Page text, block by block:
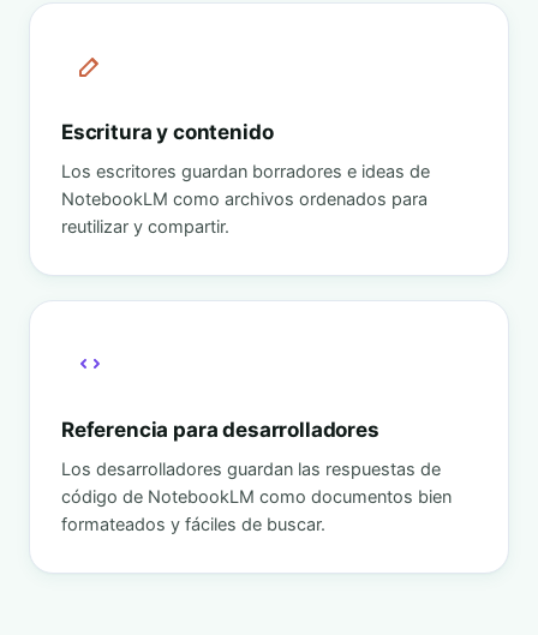
Escritura y contenido
Los escritores guardan borradores e ideas de
NotebookLM como archivos ordenados para
reutilizar y compartir.
Referencia para desarrolladores
Los desarrolladores guardan las respuestas de
código de NotebookLM como documentos bien
formateados y fáciles de buscar.